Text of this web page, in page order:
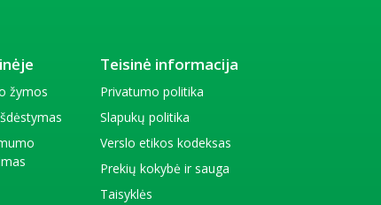
žymos
Teisinė informacija
Privatumo politika
Slapukų politika
Verslo etikos kodeksas
Prekių kokybė ir sauga
Taisyklės